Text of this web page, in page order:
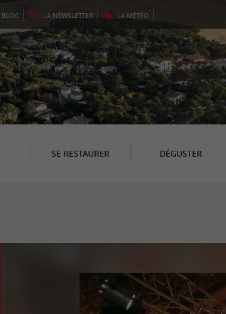
BLOG LA NEWSLETTER LA MÉTÉO
SE RESTAURER DÉGUSTER